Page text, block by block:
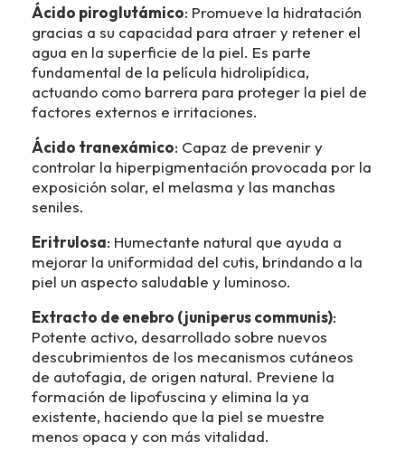
Ácido piroglutámico: Promueve la hidratación
gracias a su capacidad para atraer y retener el
agua en la superficie de la piel. Es parte
fundamental de la película hidrolipídica,
actuando como barrera para proteger la piel de
factores externos e irritaciones.
Ácido tranexámico: Capaz de prevenir y
controlar la hiperpigmentación provocada por la
exposición solar, el melasma y las manchas
seniles.
Eritrulosa: Humectante natural que ayuda a
mejorar la uniformidad del cutis, brindando a la
piel un aspecto saludable y luminoso.
Extracto de enebro (juniperus communis):
Potente activo, desarrollado sobre nuevos
descubrimientos de los mecanismos cutáneos
de autofagia, de origen natural. Previene la
formación de lipofuscina y elimina la ya
existente, haciendo que la piel se muestre
menos opaca y con más vitalidad.